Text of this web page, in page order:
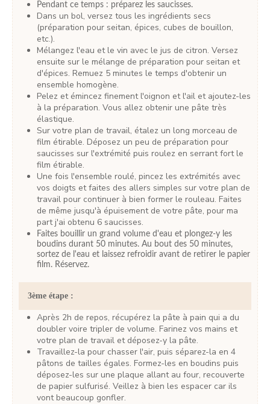
Pendant ce temps : préparez les saucisses.
Dans un bol, versez tous les ingrédients secs
(préparation pour seitan, épices, cubes de bouillon,
etc.).
Mélangez l'eau et le vin avec le jus de citron. Versez
ensuite sur le mélange de préparation pour seitan et
d'épices. Remuez 5 minutes le temps d'obtenir un
ensemble homogène.
Pelez et émincez finement l'oignon et l'ail et ajoutez-les
à la préparation. Vous allez obtenir une pâte très
élastique.
Sur votre plan de travail, étalez un long morceau de
film étirable. Déposez un peu de préparation pour
saucisses sur l'extrémité puis roulez en serrant fort le
film étirable.
Une fois l'ensemble roulé, pincez les extrémités avec
vos doigts et faites des allers simples sur votre plan de
travail pour continuer à bien former le rouleau. Faites
de même jusqu'à épuisement de votre pâte, pour ma
part j'ai obtenu 6 saucisses.
Faites bouillir un grand volume d'eau et plongez-y les
boudins durant 50 minutes. Au bout des 50 minutes,
sortez de l'eau et laissez refroidir avant de retirer le papier
film. Réservez.
3ème étape :
Après 2h de repos, récupérez la pâte à pain qui a du
doubler voire tripler de volume. Farinez vos mains et
votre plan de travail et déposez-y la pâte.
Travaillez-la pour chasser l'air, puis séparez-la en 4
pâtons de tailles égales. Formez-les en boudins puis
déposez-les sur une plaque allant au four, recouverte
de papier sulfurisé. Veillez à bien les espacer car ils
vont beaucoup gonfler.